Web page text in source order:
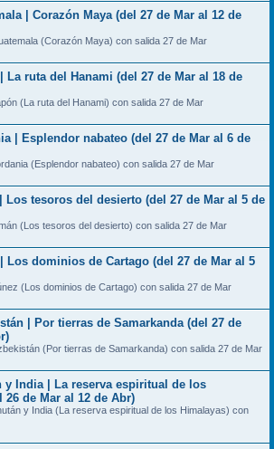
| Corazón Maya (del 27 de Mar al 12 de
(Corazón Maya) con salida 27 de Mar
La ruta del Hanami (del 27 de Mar al 18 de
(La ruta del Hanami) con salida 27 de Mar
| Esplendor nabateo (del 27 de Mar al 6 de
(Esplendor nabateo) con salida 27 de Mar
Los tesoros del desierto (del 27 de Mar al 5 de
(Los tesoros del desierto) con salida 27 de Mar
Los dominios de Cartago (del 27 de Mar al 5
(Los dominios de Cartago) con salida 27 de Mar
| Por tierras de Samarkanda (del 27 de
(Por tierras de Samarkanda) con salida 27 de Mar
y India | La reserva espiritual de los
26 de Mar al 12 de Abr)
y India (La reserva espiritual de los Himalayas) con